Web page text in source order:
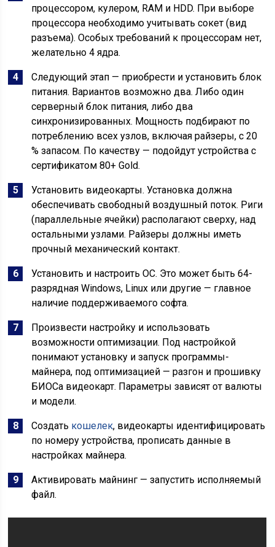
процессором, кулером, RAM и HDD. При выборе
процессора необходимо учитывать сокет (вид
разъема). Особых требований к процессорам нет,
желательно 4 ядра.
Следующий этап — приобрести и установить блок
питания. Вариантов возможно два. Либо один
серверный блок питания, либо два
синхронизированных. Мощность подбирают по
потреблению всех узлов, включая райзеры, с 20
% запасом. По качеству — подойдут устройства с
сертификатом 80+ Gold.
Установить видеокарты. Установка должна
обеспечивать свободный воздушный поток. Риги
(параллельные ячейки) располагают сверху, над
остальными узлами. Райзеры должны иметь
прочный механический контакт.
Установить и настроить ОС. Это может быть 64-
разрядная Windows, Linux или другие — главное
наличие поддерживаемого софта.
Произвести настройку и использовать
возможности оптимизации. Под настройкой
понимают установку и запуск программы-
майнера, под оптимизацией — разгон и прошивку
БИОСа видеокарт. Параметры зависят от валюты
и модели.
Создать кошелек, видеокарты идентифицировать
по номеру устройства, прописать данные в
настройках майнера.
Активировать майнинг — запустить исполняемый
файл.